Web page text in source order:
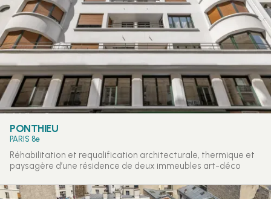
PONTHIEU
PARIS 8e
Réhabilitation et requalification architecturale, thermique et
paysagère d’une résidence de deux immeubles art-déco